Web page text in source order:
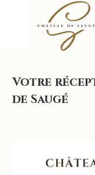
Votre
de Saugé